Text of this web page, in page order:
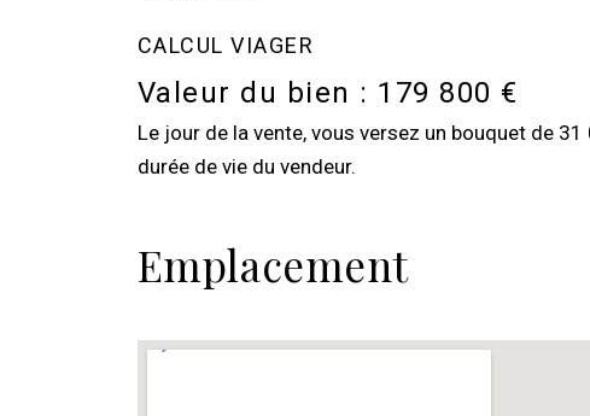
CALCUL VIAGER
Valeur du bien : 179 800 €
Le jour de la vente, vous versez un bouquet de
durée de vie du vendeur.
Emplacement